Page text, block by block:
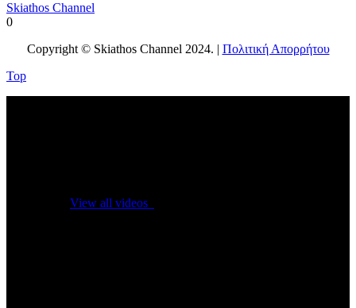
Skiathos Channel
0
Copyright © Skiathos Channel 2024. | Πολιτική Απορρήτου
Top
View all videos